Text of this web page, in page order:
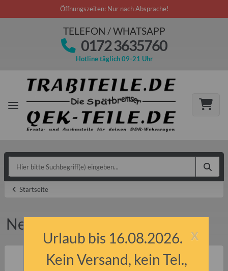
Öffnungszeiten: Nur nach Absprache!
TELEFON / WHATSAPP
0172 3635760
Hotline täglich 09-21 Uhr
Startseite
Neu im Sortiment
Artikel 1 - 9 von 9
x
Urlaub bis 16.08.2026.
Kein Versand, kein Tel.,